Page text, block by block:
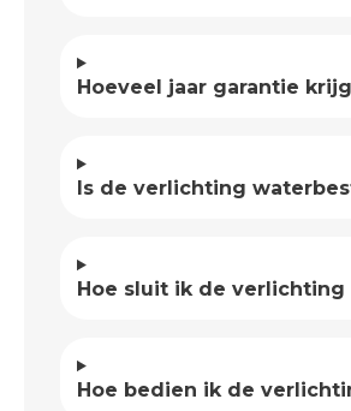
Hoeveel jaar garantie
Is de verlichting
Hoe sluit ik de verlichting
Hoe bedien ik de